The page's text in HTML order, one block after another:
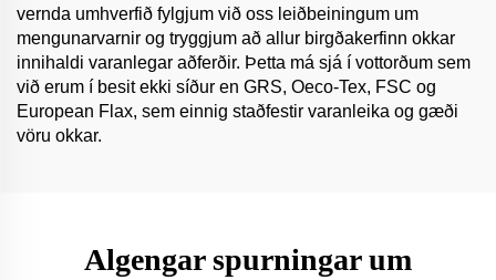
vernda umhverfið fylgjum við oss leiðbeiningum um
mengunarvarnir og tryggjum að allur birgðakerfinn okkar
innihaldi varanlegar aðferðir. Þetta má sjá í vottorðum sem
við erum í besit ekki síður en GRS, Oeco-Tex, FSC og
European Flax, sem einnig staðfestir varanleika og gæði
vöru okkar.
Algengar spurningar um